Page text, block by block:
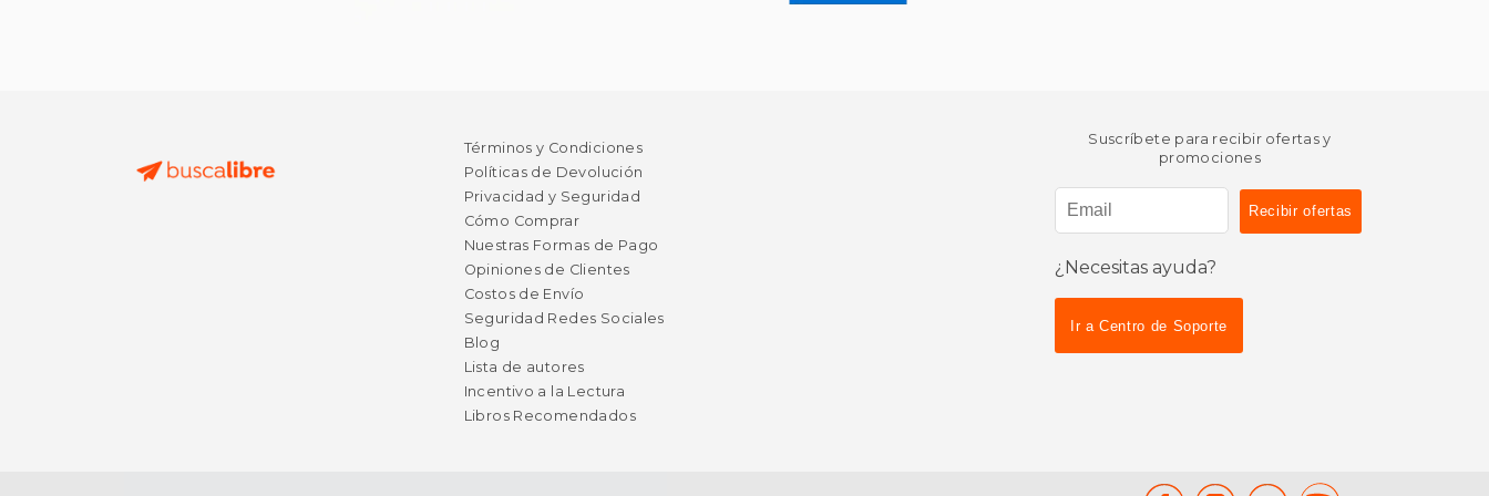
Términos y Condiciones
Políticas de Devolución
Privacidad y Seguridad
Cómo Comprar
Nuestras Formas de Pago
Opiniones de Clientes
Costos de Envío
Seguridad Redes Sociales
Blog
Lista de autores
Incentivo a la Lectura
Libros Recomendados
Suscríbete para recibir ofertas y
promociones
¿Necesitas ayuda?
Ir a Centro de Soporte